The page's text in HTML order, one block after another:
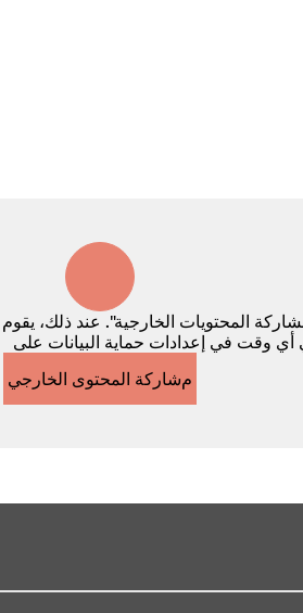
المحتويات الخارجية". عند ذلك،
أي وقت في إعدادات حماية البيانات على
مشاركة المحتوى الخارجي